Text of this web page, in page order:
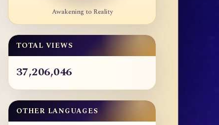
Awakening to Reality
TOTAL VIEWS
37,206,046
OTHER LANGUAGES